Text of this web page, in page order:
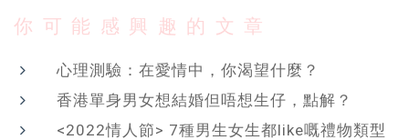
你可能感興趣的文章
心理測驗：在愛情中，你渴望什麼？
香港單身男女想結婚但唔想生仔，點解？
<2022情人節> 7種男生女生都like嘅禮物類型